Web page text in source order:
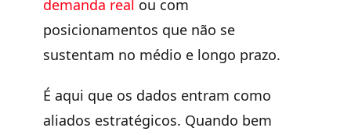
demanda real ou com
posicionamentos que não se
sustentam no médio e longo prazo.
É aqui que os dados entram como
aliados estratégicos. Quando bem